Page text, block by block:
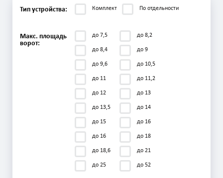
Тип устройства: Комплект По отдельности
Макс. площадь
ворот:
до 7,5 до 8,2
до 8,4 до 9
до 9,6 до 10,5
до 11 до 11,2
до 12 до 13
до 13,5 до 14
до 15 до 16
до 16 до 18
до 18,6 до 21
до 25 до 52